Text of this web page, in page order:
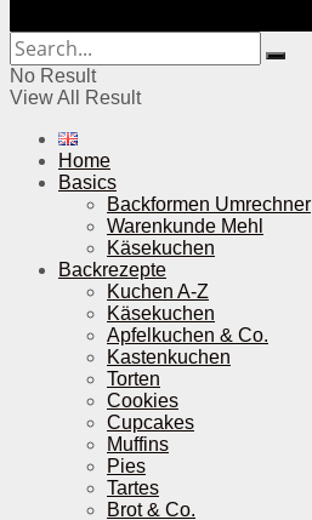
No Result
View All Result
Home
Basics
Backformen Umrechner
Warenkunde Mehl
Käsekuchen
Backrezepte
Kuchen A-Z
Käsekuchen
Apfelkuchen & Co.
Kastenkuchen
Torten
Cookies
Cupcakes
Muffins
Pies
Tartes
Brot & Co.